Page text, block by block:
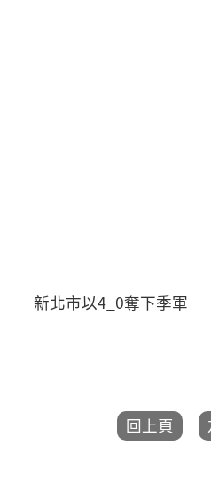
新北市以4_0奪下季軍